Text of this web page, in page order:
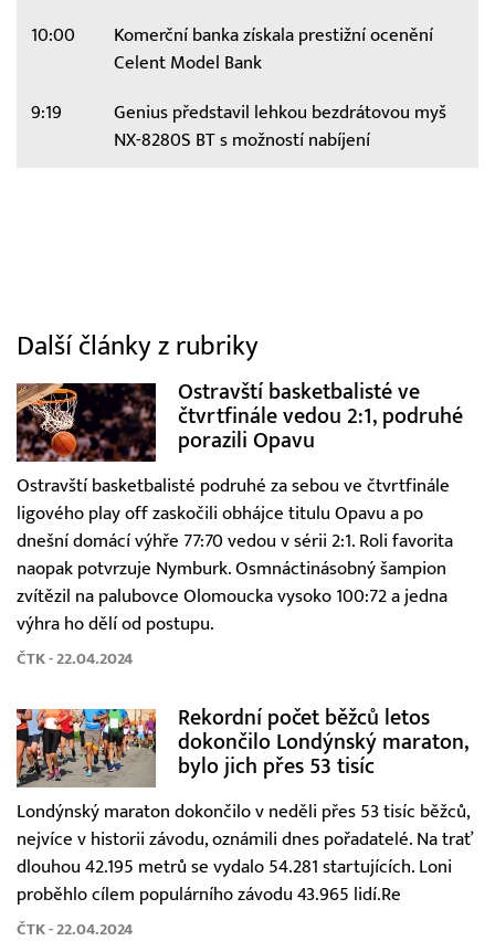
10:00
Komerční banka získala prestižní ocenění
Celent Model Bank
9:19
Genius představil lehkou bezdrátovou myš
NX-8280S BT s možností nabíjení
Další články z rubriky
Ostravští basketbalisté ve
čtvrtfinále vedou 2:1, podruhé
porazili Opavu
Ostravští basketbalisté podruhé za sebou ve čtvrtfinále
ligového play off zaskočili obhájce titulu Opavu a po
dnešní domácí výhře 77:70 vedou v sérii 2:1. Roli favorita
naopak potvrzuje Nymburk. Osmnáctinásobný šampion
zvítězil na palubovce Olomoucka vysoko 100:72 a jedna
výhra ho dělí od postupu.
ČTK - 22.04.2024
Rekordní počet běžců letos
dokončilo Londýnský maraton,
bylo jich přes 53 tisíc
Londýnský maraton dokončilo v neděli přes 53 tisíc běžců,
nejvíce v historii závodu, oznámili dnes pořadatelé. Na trať
dlouhou 42.195 metrů se vydalo 54.281 startujících. Loni
proběhlo cílem populárního závodu 43.965 lidí.Re
ČTK - 22.04.2024